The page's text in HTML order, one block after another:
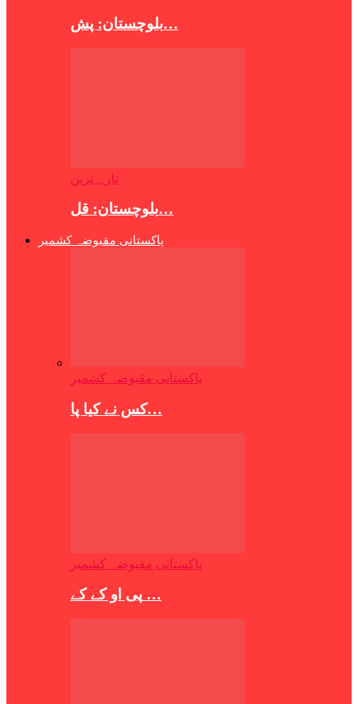
بلوچستان: پش…
تازہ ترین
بلوچستان: قل…
پاکستانی مقبوضہ کشمیر
پاکستانی مقبوضہ کشمیر
کس نے کیا پا…
پاکستانی مقبوضہ کشمیر
پی او کے کے …